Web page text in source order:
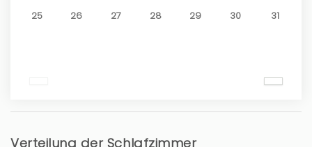
25
26 27 28 29 30 31
Verteilung der Schlafzimmer